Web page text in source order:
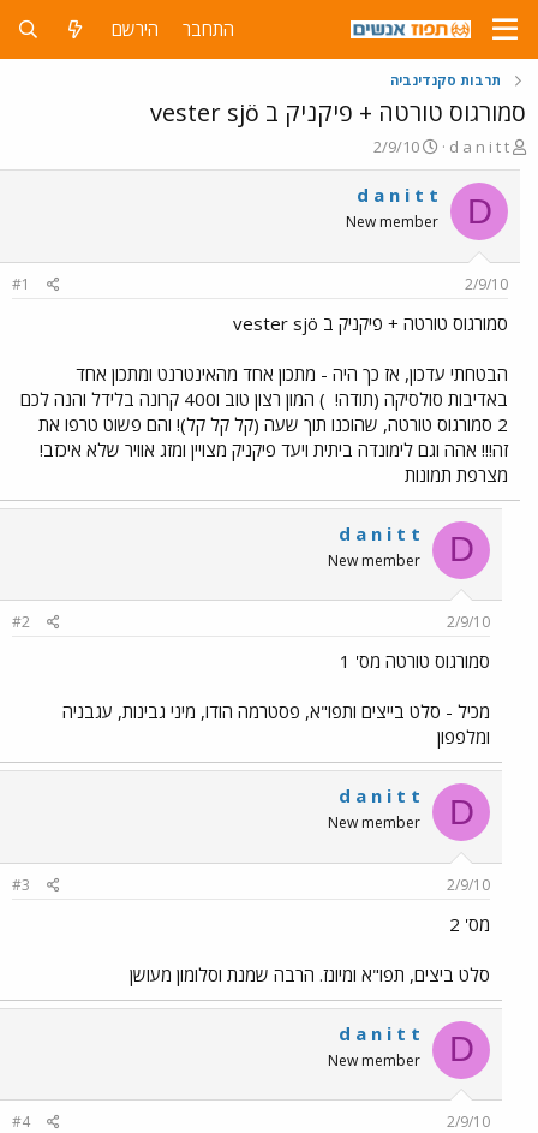
התחבר הירשם
תרבות סקנדינביה
סמורגוס טורטה + פיקניק ב vester sjö
פ
ו
ת
ח
ה
ו
ש
א
d a n i t t
פ
ו
ר
ס
ם
ר
2/9/10
D
d a n i t t
New member
2/9/10
#1
סמורגוס טורטה + פיקניק ב vester sjö
הבטחתי עדכון, אז כך היה - מתכון אחד מהאינטרנט ומתכון אחד
באדיבות סולסיקה (תודה!
) המון רצון טוב ו400 קרונה בלידל והנה לכם
2 סמורגוס טורטה, שהוכנו תוך שעה (קל קל קל)! והם פשוט טרפו את
זה!!! אהה וגם לימונדה ביתית ויעד פיקניק מצויין ומזג אוויר שלא איכזב!
מצרפת תמונות
D
d a n i t t
New member
2/9/10
#2
סמורגוס טורטה מס' 1
מכיל - סלט בייצים ותפו"א, פסטרמה הודו, מיני גבינות, עגבניה
ומלפפון
D
d a n i t t
New member
2/9/10
#3
מס' 2
סלט ביצים, תפו"א ומיונז. הרבה שמנת וסלומון מעושן
D
d a n i t t
New member
2/9/10
#4